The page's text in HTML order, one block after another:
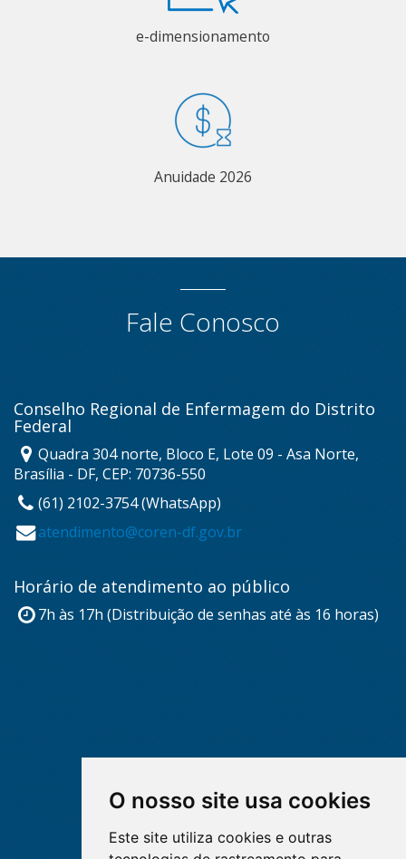
O nosso site usa cookies
Este site utiliza cookies e outras
e-dimensionamento
Anuidade 2026
Fale Conosco
Conselho Regional de Enfermagem do Distrito
Federal
Quadra 304 norte, Bloco E, Lote 09 - Asa Norte,
Brasília - DF, CEP: 70736-550
(61) 2102-3754 (WhatsApp)
atendimento@coren-df.gov.br
Horário de atendimento ao público
7h às 17h (Distribuição de senhas até às 16 horas)